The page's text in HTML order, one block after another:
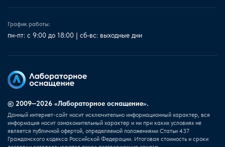
График работы:
пн-пт: с 9:00 до 18:00 | сб-вс: выходные дни
© 2009—2026 «Лабораторное оснащение».
Данный интернет-сайт носит исключительно информационный характер, вся
информация носит ознакомительный характер и ни при каких условиях не
является публичной офертой, определяемой положениями Статьи 437
Гражданского кодекса Российской Федерации. Итоговая стоимость и сроки